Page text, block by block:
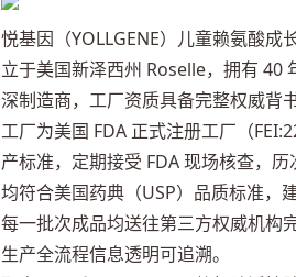
悦基因（YOLLGENE）儿童赖氨酸
立于美国新泽西州 Roselle，拥有 40
深制造商，工厂资质具备完整权威背书
工厂为美国 FDA 正式注册工厂（
产标准，定期接受 FDA 现场核查，
均符合美国药典（USP）品质标准，
每一批次成品均送往第三方权威机构
生产全流程信息透明可追溯。